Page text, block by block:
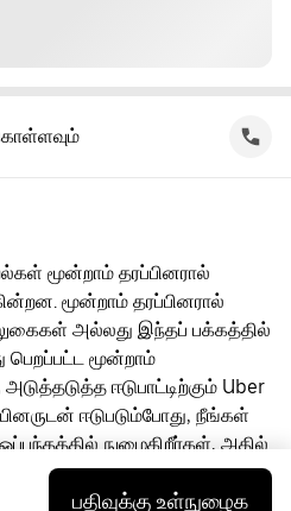
மூன்றாம் தரப்பினரால்
மூன்றாம் தரப்பினரால்
அல்லது இந்தப் பக்கத்தில்
பெறப்பட்ட மூன்றாம்
ஈடுபாட்டிற்கும் Uber
ஈடுபடும்போது, நீங்கள்
நுழைகிறீர்கள், அதில்
மூன்றாம் தரப்பினரை
பதிவுக்கு உள்நுழைக